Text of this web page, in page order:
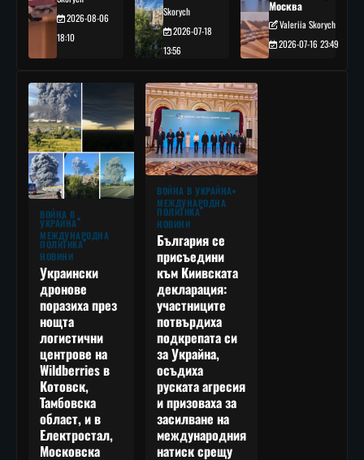
2026-08-06
18:10
Skorych
2026-07-18
13:56
Москва
Valeriia Skorych
2026-07-16 23:49
ВОЙНА В
УКРАЙНА
МЕЖДУНАРОДНА
ПОЛИТИКА
НОВИНИ
Украински
дронове
поразиха през
нощта
логистични
центрове на
Wildberries в
Котовск,
Тамбовска
област, и в
Електростал,
Московска
ВОЙНА В УКРАЙНА
МЕЖДУНАРОДНА
ПОЛИТИКА
НОВИНИ
България се
присъедини
към Киивската
декларация:
участниците
потвърдиха
подкрепата си
за Украйна,
осъдиха
руската агресия
и призоваха за
засилване на
международния
натиск срещу